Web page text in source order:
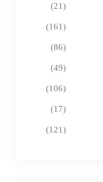
(21)
(161)
(86)
(49)
(106)
(17)
(121)